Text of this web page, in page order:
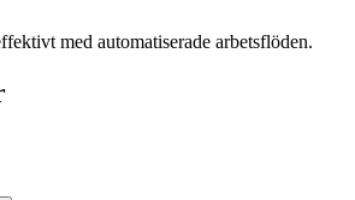
med automatiserade arbetsflöden.